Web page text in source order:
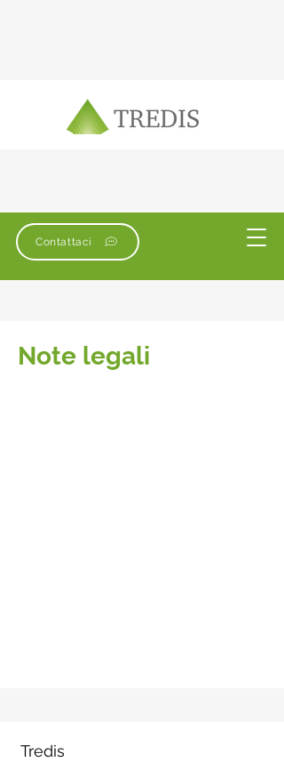
Contattaci
Note legali
Tredis